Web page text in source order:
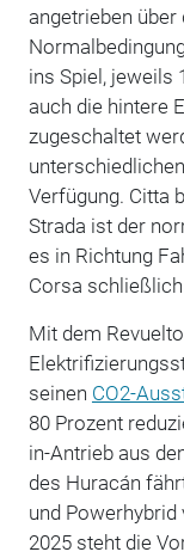
angetrieben
ins Spiel, jeweils
auch die hintere
zugeschaltet
Verfügung. Citta
Strada ist der
es in Richtung
Corsa
Mit dem
seinen CO2-
80 Prozent
in-Antrieb aus
des Huracán
und Powerhybrid
2025 steht die